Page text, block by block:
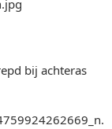
bij achteras